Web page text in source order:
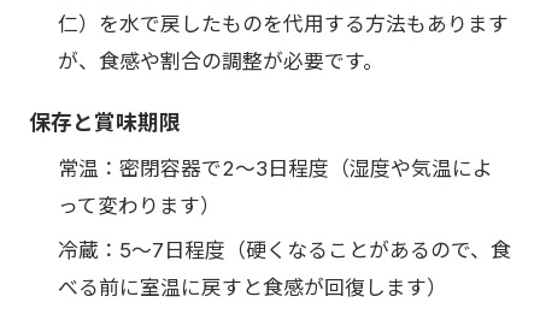
仁）を水で戻したものを代用する方法もあります
が、食感や割合の調整が必要です。
保存と賞味期限
常温：密閉容器で2〜3日程度（湿度や気温によ
って変わります）
冷蔵：5〜7日程度（硬くなることがあるので、食
べる前に室温に戻すと食感が回復します）